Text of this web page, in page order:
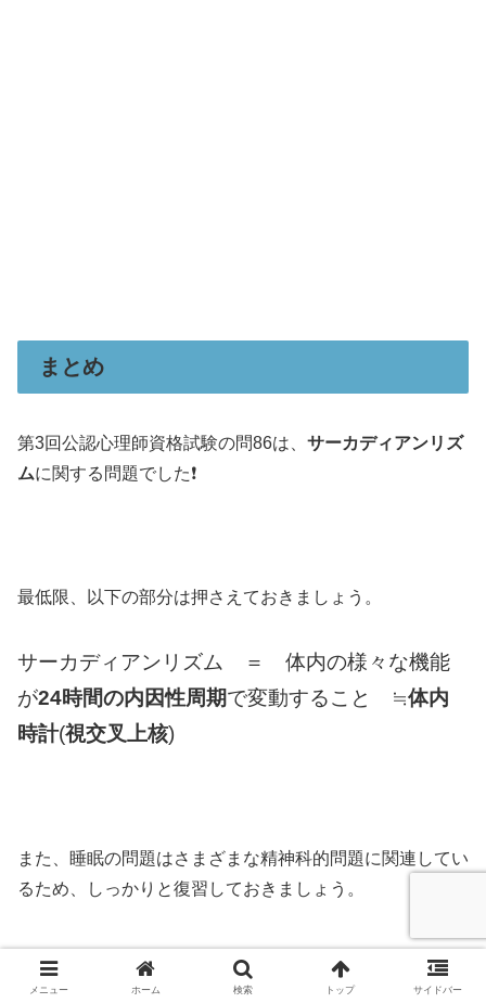
まとめ
第3回公認心理師資格試験の問86は、 サーカディアンリズ
ムに関する問題でした❗️
最低限、以下の部分は押さえておきましょう。
サーカディアンリズム ＝ 体内の様々な機能
が24時間の内因性周期で変動すること ≒体内
時計(視交叉上核)
また、睡眠の問題はさまざまな精神科的問題に関連してい
るため、しっかりと復習しておきましょう。
メニュー ホーム 検索 トップ サイドバー